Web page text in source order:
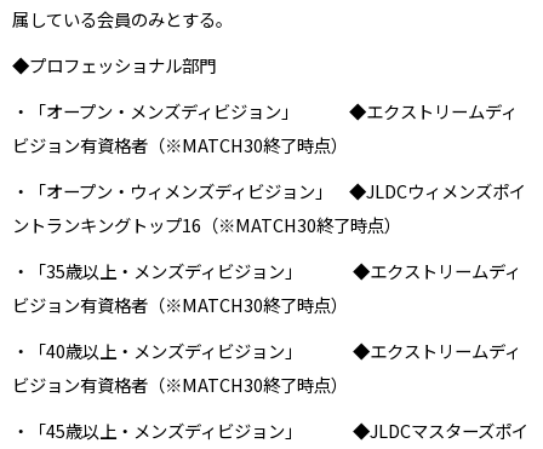
属している会員のみとする。
◆プロフェッショナル部門
・「オープン・メンズディビジョン」 ◆エクストリームディ
ビジョン有資格者（※MATCH30終了時点）
・「オープン・ウィメンズディビジョン」 ◆JLDCウィメンズポイ
ントランキングトップ16（※MATCH30終了時点）
・「35歳以上・メンズディビジョン」 ◆エクストリームディ
ビジョン有資格者（※MATCH30終了時点）
・「40歳以上・メンズディビジョン」 ◆エクストリームディ
ビジョン有資格者（※MATCH30終了時点）
・「45歳以上・メンズディビジョン」 ◆JLDCマスターズポイ